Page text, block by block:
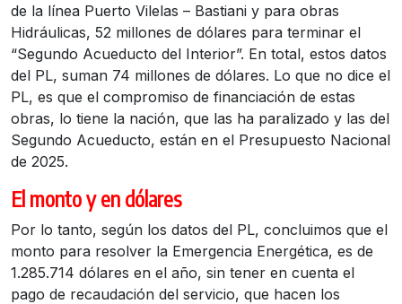
de la línea Puerto Vilelas – Bastiani y para obras
Hidráulicas, 52 millones de dólares para terminar el
“Segundo Acueducto del Interior”. En total, estos datos
del PL, suman 74 millones de dólares. Lo que no dice el
PL, es que el compromiso de financiación de estas
obras, lo tiene la nación, que las ha paralizado y las del
Segundo Acueducto, están en el Presupuesto Nacional
de 2025.
El monto y en dólares
Por lo tanto, según los datos del PL, concluimos que el
monto para resolver la Emergencia Energética, es de
1.285.714 dólares en el año, sin tener en cuenta el
pago de recaudación del servicio, que hacen los